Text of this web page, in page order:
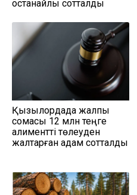
қостанайлық сотталды
Қызылордада жалпы
сомасы 12 млн теңге
алиментті төлеуден
жалтарған адам сотталды